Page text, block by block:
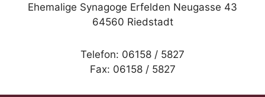
Ehemalige Synagoge Erfelden Neugasse 43
64560 Riedstadt
Telefon: 06158 / 5827
Fax: 06158 / 5827